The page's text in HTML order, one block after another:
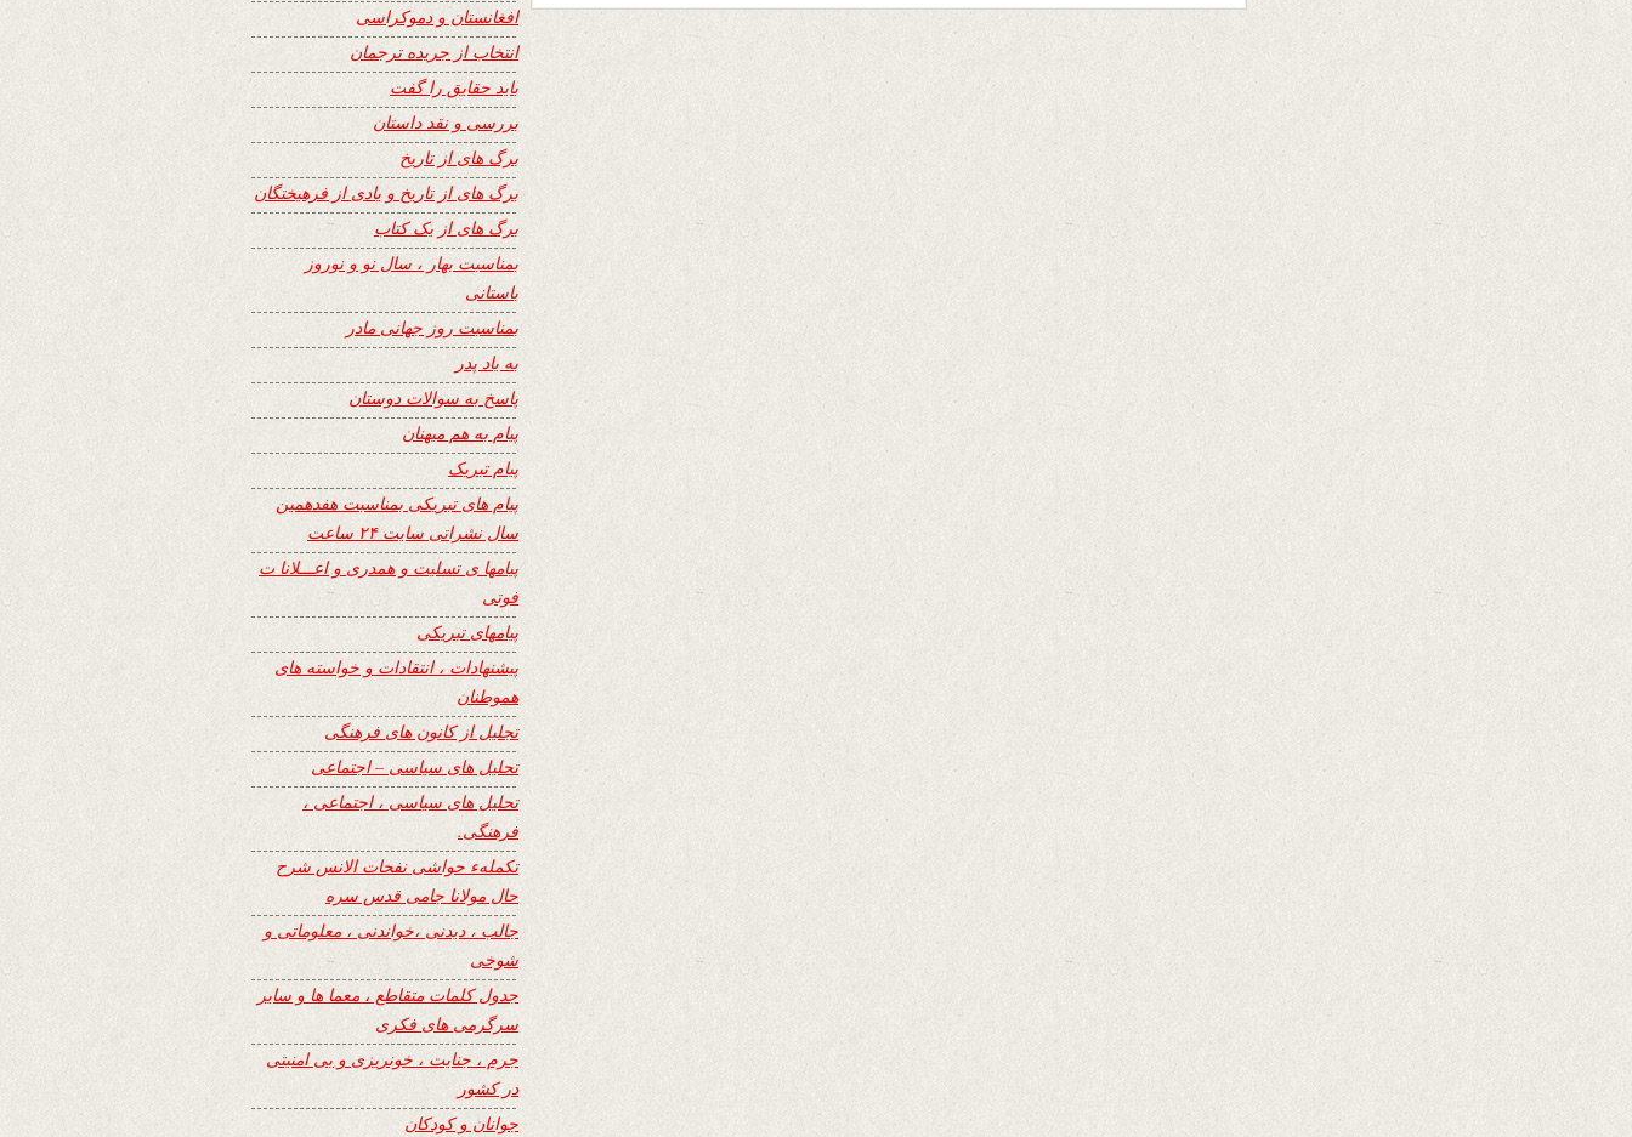
افغانستان و دموکراسی
انتخاب از جریده ترجمان
باید حقایق را گفت
بررسی و نقد داستان
برگ های از تاریخ
برگ های از تاریخ و یادی از فرهیختگان
برگ های از یک کتاب
بمناسبت بهار ، سال نو و نوروز
باستانی
بمناسبت روز جهانی مادر
به یاد پدر
پاسخ به سوالات دوستان
پیام به هم میهنان
پیام تبریک
پیام های تبریکی بمناسبت هفدهمین
سال نشراتی سایت ۲۴ ساعت
پیامها ی تسلیت و همدری و اعـــلانا ت
فوتی
پیامهای تبریکی
پیشنهادات ، انتقادات و خواسته های
هموطنان
تجلیل از کانون های فرهنگی
تحلیل های سیاسی – اجتماعی
تحلیل های سیاسی ، اجتماعی ،
فرهنگی.
تکملهء حواشی نفحات الانس شرح
حال مولانا جامی قدس سره
جالب ، دیدنی ،خواندنی ، معلوماتی و
شوخی
جدول کلمات متقاطع ، معما ها و سایر
سرگرمی های فکری
جرم ، جنایت ، خونریزی و بی امنیتی
در کشور
جوانان و کودکان